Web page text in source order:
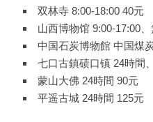
双林寺 8:00-18:00 40元
山西博物馆 9:00-17:00
中国石炭博物館 中国煤
七口古鎮碛口镇 24時間
蒙山大佛 24時間 90元
平遥古城 24時間 125元